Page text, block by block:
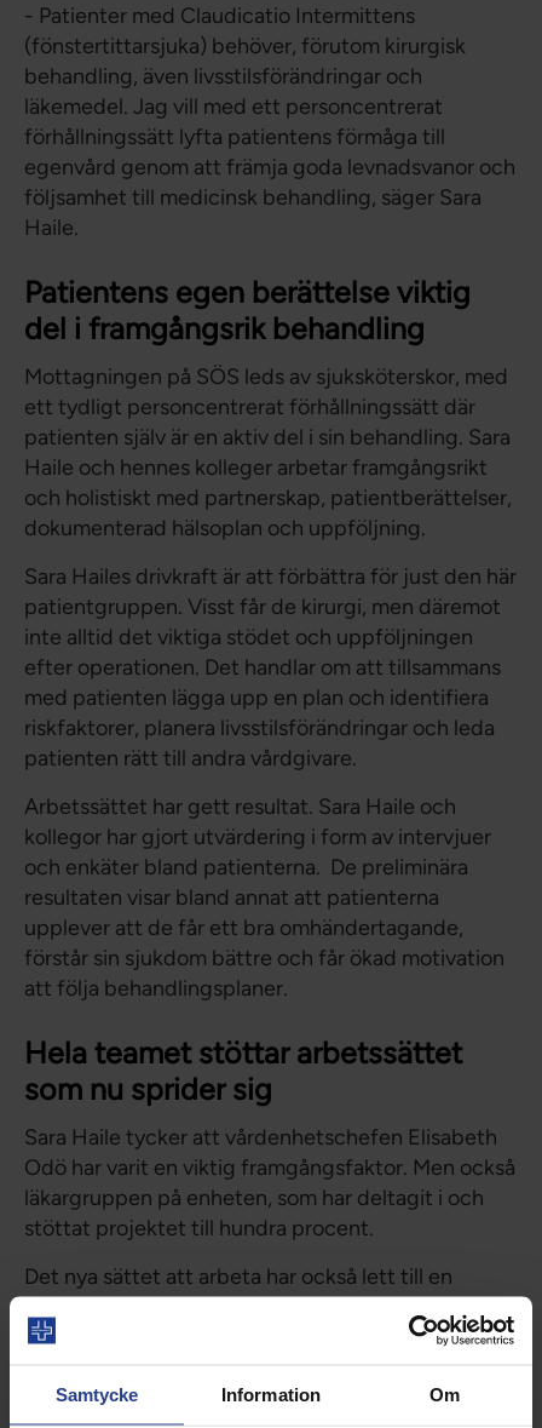
Samtycke Information Om
- Patienter med Claudicatio Intermittens
(fönstertittarsjuka) behöver, förutom kirurgisk
behandling, även livsstilsförändringar och
läkemedel. Jag vill med ett personcentrerat
förhållningssätt lyfta patientens förmåga till
egenvård genom att främja goda levnadsvanor och
följsamhet till medicinsk behandling, säger Sara
Haile.
Patientens egen berättelse viktig
del i framgångsrik behandling
Mottagningen på SÖS leds av sjuksköterskor, med
ett tydligt personcentrerat förhållningssätt där
patienten själv är en aktiv del i sin behandling. Sara
Haile och hennes kolleger arbetar framgångsrikt
och holistiskt med partnerskap, patientberättelser,
dokumenterad hälsoplan och uppföljning.
Sara Hailes drivkraft är att förbättra för just den här
patientgruppen. Visst får de kirurgi, men däremot
inte alltid det viktiga stödet och uppföljningen
efter operationen. Det handlar om att tillsammans
med patienten lägga upp en plan och identifiera
riskfaktorer, planera livsstilsförändringar och leda
patienten rätt till andra vårdgivare.
Arbetssättet har gett resultat. Sara Haile och
kollegor har gjort utvärdering i form av intervjuer
och enkäter bland patienterna. De preliminära
resultaten visar bland annat att patienterna
upplever att de får ett bra omhändertagande,
förstår sin sjukdom bättre och får ökad motivation
att följa behandlingsplaner.
Hela teamet stöttar arbetssättet
som nu sprider sig
Sara Haile tycker att vårdenhetschefen Elisabeth
Odö har varit en viktig framgångsfaktor. Men också
läkargruppen på enheten, som har deltagit i och
stöttat projektet till hundra procent.
Det nya sättet att arbeta har också lett till en
karriärmöjligheter. Sara Haile, hennes chef och
behålla sjuksköterskorna på enheten, då det finns